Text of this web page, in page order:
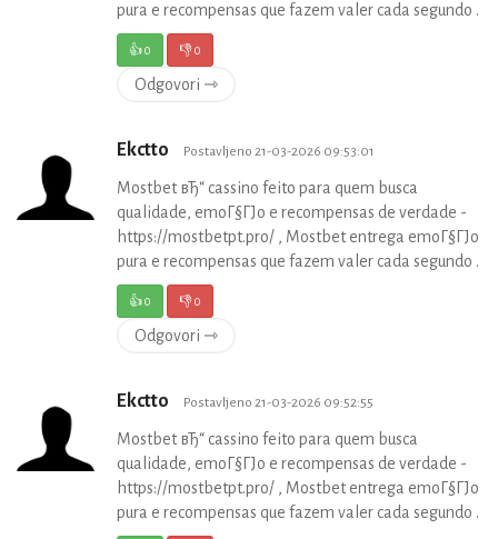
pura e recompensas que fazem valer cada segundo .
👍0 👎0
Odgovori ⇾
Ekctto Postavljeno 21-03-2026 09:53:01
Mostbet вЂ“ cassino feito para quem busca
qualidade, emoГ§ГЈo e recompensas de verdade -
https://mostbetpt.pro/ , Mostbet entrega emoГ§ГЈo
pura e recompensas que fazem valer cada segundo .
👍0 👎0
Odgovori ⇾
Ekctto Postavljeno 21-03-2026 09:52:55
Mostbet вЂ“ cassino feito para quem busca
qualidade, emoГ§ГЈo e recompensas de verdade -
https://mostbetpt.pro/ , Mostbet entrega emoГ§ГЈo
pura e recompensas que fazem valer cada segundo .